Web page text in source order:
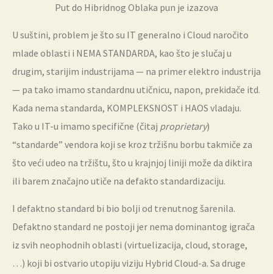
Put do Hibridnog Oblaka pun je izazova
U suštini, problem je što su IT generalno i Cloud naročito
mlade oblasti i NEMA STANDARDA, kao što je slučaj u
drugim, starijim industrijama — na primer elektro industrija
— pa tako imamo standardnu utičnicu, napon, prekidače itd.
Kada nema standarda, KOMPLEKSNOST i HAOS vladaju.
Tako u IT-u imamo specifične (čitaj proprietary)
“standarde” vendora koji se kroz tržišnu borbu takmiče za
što veći udeo na tržištu, što u krajnjoj liniji može da diktira
ili barem značajno utiče na defakto standardizaciju.
I defaktno standard bi bio bolji od trenutnog šarenila.
Defaktno standard ne postoji jer nema dominantog igrača
iz svih neophodnih oblasti (virtuelizacija, cloud, storage,
…) koji bi ostvario utopiju viziju Hybrid Cloud-a. Sa druge